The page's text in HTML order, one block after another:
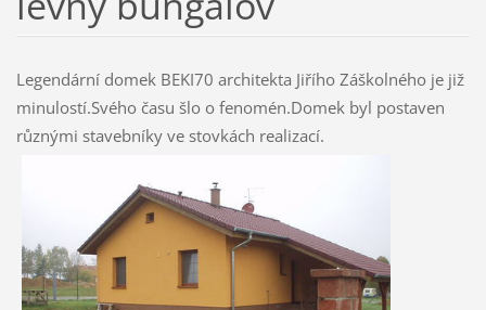
Legendární domek BEKI70 architekta Jiřího Záškolného je již
minulostí.Svého času šlo o fenomén.Domek byl postaven
různými stavebníky ve stovkách realizací.